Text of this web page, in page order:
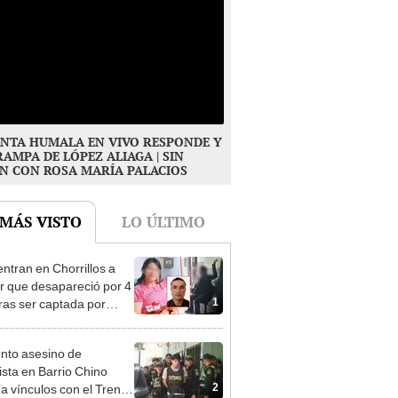
HUMALA EN VIVO RESPONDE Y
DE LÓPEZ ALIAGA | SIN
CON ROSA MARÍA PALACIOS
VISTO LO ÚLTIMO
1
en Chorrillos a
que desapareció por 4
ser captada por
2
asesino de
en Barrio Chino
vínculos con el Tren